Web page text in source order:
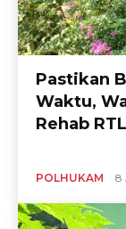
Pastikan
Waktu,
Rehab
POLHUKAM 8